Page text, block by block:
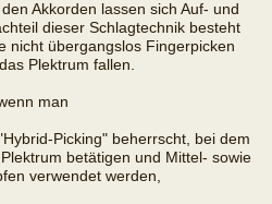
Akkorden lassen sich Auf- und
dieser Schlagtechnik besteht
nicht übergangslos Fingerpicken
Plektrum fallen.
man
Picking" beherrscht, bei dem
betätigen und Mittel- sowie
verwendet werden,